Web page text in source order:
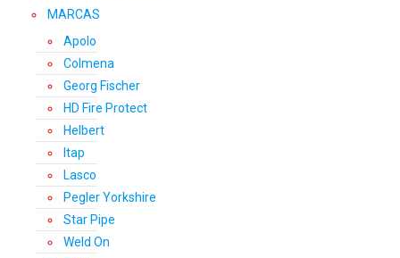
producto
MARCAS
Apolo
Colmena
Georg Fischer
HD Fire Protect
Helbert
Itap
Lasco
Pegler Yorkshire
Star Pipe
Weld On